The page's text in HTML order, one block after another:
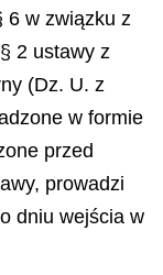
6 w związku z
2 ustawy z
(Dz. U. z
w formie
przed
prowadzi
dniu wejścia w